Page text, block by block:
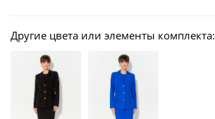
Другие цвета или элементы комплекта: